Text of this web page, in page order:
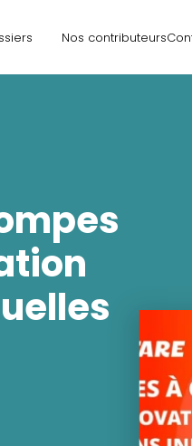
Nos contributeurs